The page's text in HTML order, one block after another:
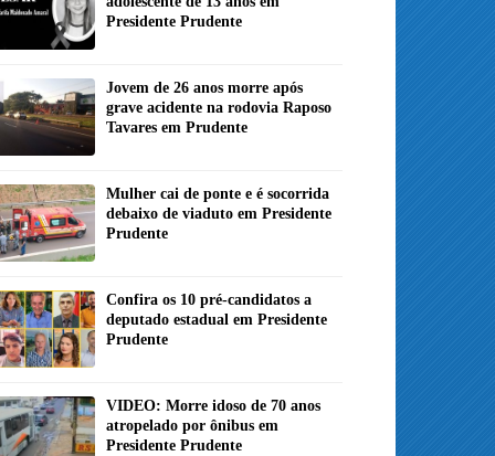
Presidente Prudente
Jovem de 26 anos morre após
grave acidente na rodovia Raposo
Tavares em Prudente
Mulher cai de ponte e é socorrida
debaixo de viaduto em Presidente
Prudente
Confira os 10 pré-candidatos a
deputado estadual em Presidente
Prudente
VIDEO: Morre idoso de 70 anos
atropelado por ônibus em
Presidente Prudente